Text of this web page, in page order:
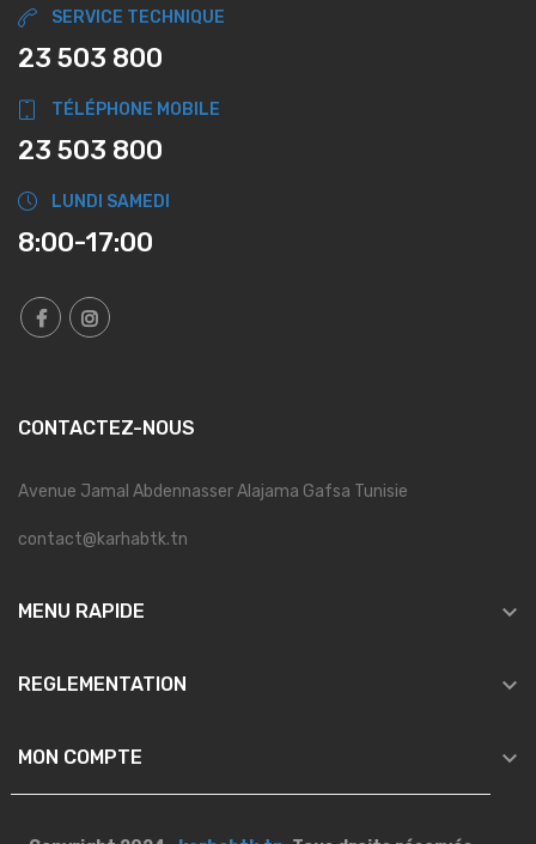
SERVICE TECHNIQUE
23 503 800
TÉLÉPHONE MOBILE
23 503 800
LUNDI SAMEDI
8:00-17:00
CONTACTEZ-NOUS
Avenue Jamal Abdennasser Alajama Gafsa Tunisie
contact@karhabtk.tn
MENU RAPIDE 
REGLEMENTATION 
MON COMPTE 